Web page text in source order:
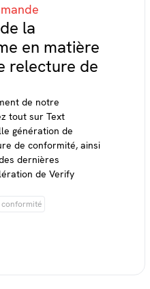
la
en matière
relecture de
de notre
tout sur Text
génération de
de conformité, ainsi
dernières
de Verify
conformité